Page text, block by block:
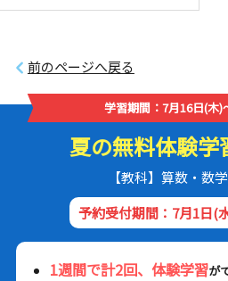
前のページへ戻る
学習期間：7月16日(木)
夏の無料体験学
【教科】算数・数
予約受付期間：7月1日(
1週間で計2回、体験学習が